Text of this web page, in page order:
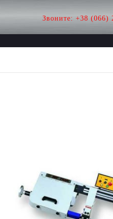
Звоните: +38 (066)